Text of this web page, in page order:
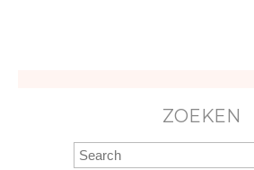
ZOEKEN